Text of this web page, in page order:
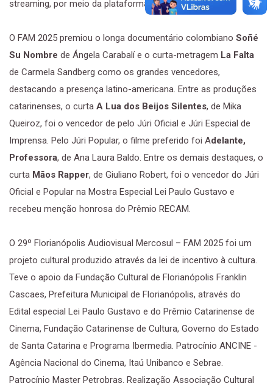
streaming, por meio da plataforma Itaú Cultural Play.
O FAM 2025 premiou o longa documentário colombiano Soñé
Su Nombre de Ángela Carabalí e o curta-metragem La Falta
de Carmela Sandberg como os grandes vencedores,
destacando a presença latino-americana. Entre as produções
catarinenses, o curta A Lua dos Beijos Silentes, de Mika
Queiroz, foi o vencedor de pelo Júri Oficial e Júri Especial de
Imprensa. Pelo Júri Popular, o filme preferido foi Adelante,
Professora, de Ana Laura Baldo. Entre os demais destaques, o
curta Mãos Rapper, de Giuliano Robert, foi o vencedor do Júri
Oficial e Popular na Mostra Especial Lei Paulo Gustavo e
recebeu menção honrosa do Prêmio RECAM.
O 29º Florianópolis Audiovisual Mercosul – FAM 2025 foi um
projeto cultural produzido através da lei de incentivo à cultura.
Teve o apoio da Fundação Cultural de Florianópolis Franklin
Cascaes, Prefeitura Municipal de Florianópolis, através do
Edital especial Lei Paulo Gustavo e do Prêmio Catarinense de
Cinema, Fundação Catarinense de Cultura, Governo do Estado
de Santa Catarina e Programa Ibermedia. Patrocínio ANCINE -
Agência Nacional do Cinema, Itaú Unibanco e Sebrae.
Patrocínio Master Petrobras. Realização Associação Cultural